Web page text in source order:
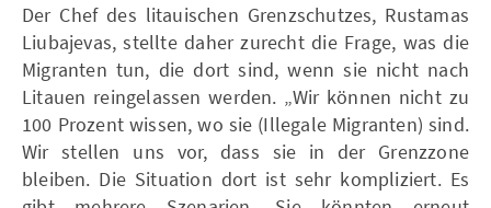
Der Chef des litauischen Grenzschutzes, Rustamas
Liubajevas, stellte daher zurecht die Frage, was die
Migranten tun, die dort sind, wenn sie nicht nach
Litauen reingelassen werden. „Wir können nicht zu
100 Prozent wissen, wo sie (Illegale Migranten) sind.
Wir stellen uns vor, dass sie in der Grenzzone
bleiben. Die Situation dort ist sehr kompliziert. Es